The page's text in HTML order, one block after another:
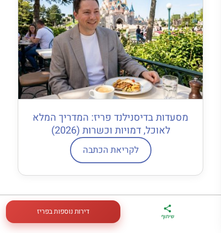
מסעדות בדיסנילנד פריז: המדריך המלא
לאוכל, דמויות וכשרות (2026)
לקריאת הכתבה
כתבות נוספות
ארגז הכלים שלי
מדריך פריז
במתנה
דברו
איתי בווטסאפ
שיתוף דירות נוספות בפריז